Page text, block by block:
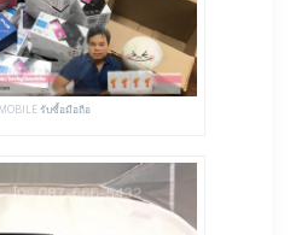
รับซื้อมือถือ